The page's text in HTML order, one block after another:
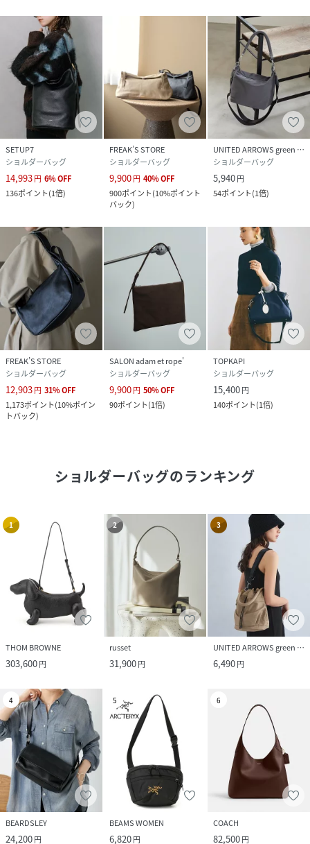
SETUP7
ショルダーバッグ
14,993円 6%OFF
136ポイント(1倍)
FREAK’S STORE
ショルダーバッグ
9,900円 40%OFF
900ポイント(10%ポイント
バック)
UNITED ARROWS green label relaxing
ショルダーバッグ
5,940円
54ポイント(1倍)
FREAK’S STORE
ショルダーバッグ
12,903円 31%OFF
1,173ポイント(10%ポイン
トバック)
SALON adam et rope'
ショルダーバッグ
9,900円 50%OFF
90ポイント(1倍)
TOPKAPI
ショルダーバッグ
15,400円
140ポイント(1倍)
ショルダーバッグのランキング
1
THOM BROWNE
303,600円
2
russet
31,900円
3
UNITED ARROWS green label relaxing
6,490円
4
BEARDSLEY
24,200円
5
BEAMS WOMEN
6,820円
6
COACH
82,500円